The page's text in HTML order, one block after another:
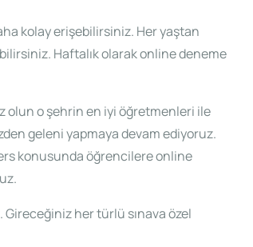
kolay erişebilirsiniz. Her yaştan
Haftalık olarak online deneme
olun o şehrin en iyi öğretmenleri ile
geleni yapmaya devam ediyoruz.
konusunda öğrencilere online
her türlü sınava özel